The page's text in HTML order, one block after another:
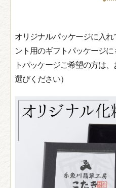
オリジナルパッケージに入
ント用のギフトパッケージ
トパッケージご希望の方は
選びください）